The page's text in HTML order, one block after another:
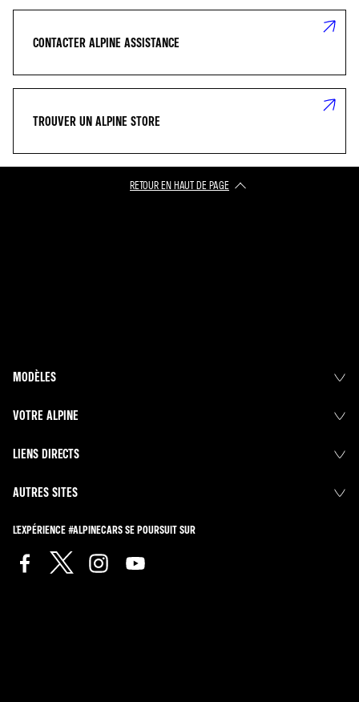
CONTACTER ALPINE ASSISTANCE
TROUVER UN ALPINE STORE
RETOUR EN HAUT DE PAGE​
MODÈLES
VOTRE ALPINE
LIENS DIRECTS
AUTRES SITES
L'EXPÉRIENCE #ALPINECARS SE POURSUIT SUR